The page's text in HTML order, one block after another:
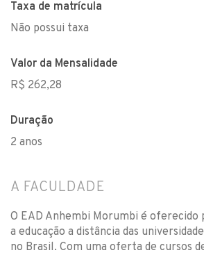
Taxa de matrícula
Não possui taxa
Valor da Mensalidade
R$ 262,28
Duração
2 anos
A FACULDADE
O EAD Anhembi Morumbi é oferecido
a educação a distância das
no Brasil. Com uma oferta de cursos